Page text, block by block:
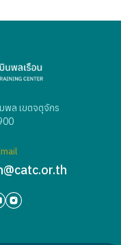
พล เขตจตุจักร